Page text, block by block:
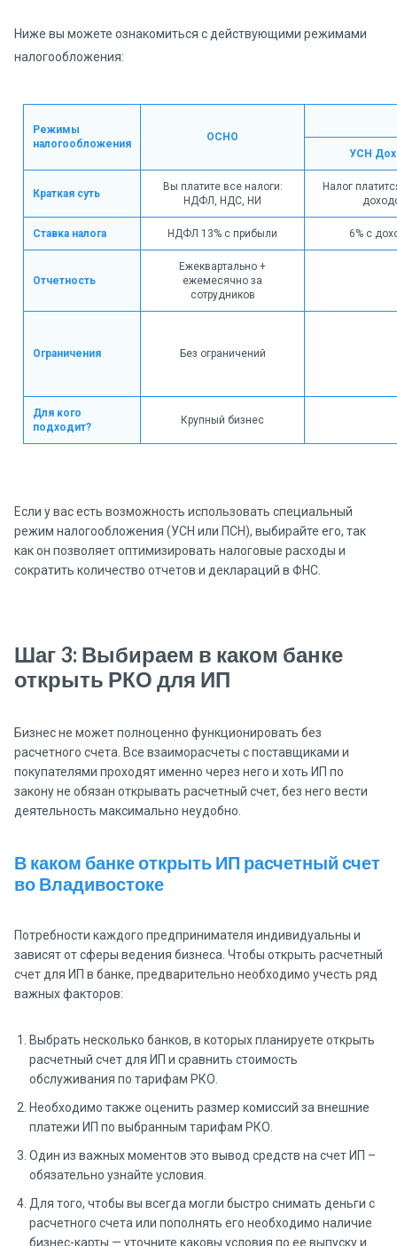
Ниже вы можете ознакомиться с действующими режимами
налогообложения:
Режимы
налогообложения
ОСНО
УСН
Краткая суть
Вы платите все налоги:
НДФЛ, НДС, НИ
Налог
Ставка налога НДФЛ 13% с прибыли 6% с
Отчетность
Ежеквартально +
ежемесячно за
сотрудников
Ограничения Без ограничений
Для кого
подходит?
Крупный бизнес
Если у вас есть возможность использовать специальный
режим налогообложения (УСН или ПСН), выбирайте его, так
как он позволяет оптимизировать налоговые расходы и
сократить количество отчетов и деклараций в ФНС.
Шаг 3: Выбираем в каком банке
открыть РКО для ИП
Бизнес не может полноценно функционировать без
расчетного счета. Все взаиморасчеты с поставщиками и
покупателями проходят именно через него и хоть ИП по
закону не обязан открывать расчетный счет, без него вести
деятельность максимально неудобно.
В каком банке открыть ИП расчетный счет
во Владивостоке
Потребности каждого предпринимателя индивидуальны и
зависят от сферы ведения бизнеса. Чтобы открыть расчетный
счет для ИП в банке, предварительно необходимо учесть ряд
важных факторов:
Выбрать несколько банков, в которых планируете открыть
расчетный счет для ИП и сравнить стоимость
обслуживания по тарифам РКО.
Необходимо также оценить размер комиссий за внешние
платежи ИП по выбранным тарифам РКО.
Один из важных моментов это вывод средств на счет ИП –
обязательно узнайте условия.
Для того, чтобы вы всегда могли быстро снимать деньги с
расчетного счета или пополнять его необходимо наличие
бизнес-карты — уточните каковы условия по ее выпуску и